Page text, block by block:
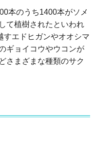
本のうち1400本がソメ
て植樹されたといわれ
すエドヒガンやオオシマ
ギョイコウやウコンが
さまざまな種類のサク